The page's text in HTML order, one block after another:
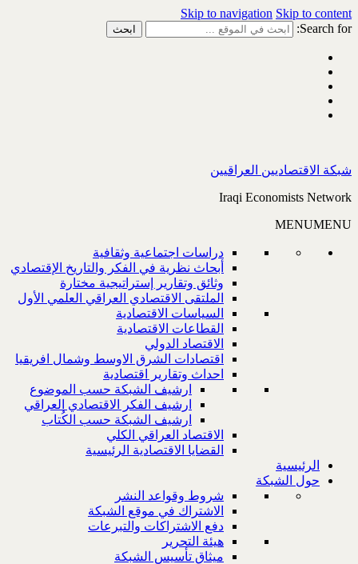
Skip to navigation Skip to content
Search for:
شبكة الاقتصاديين العراقيين
Iraqi Economists Network
MENUMENU
دراسات اجتماعية وثقافية
أبحاث نظرية في الفكر والتاريخ الإقتصادي
وثائق وتقارير إستراتيجية مختارة
الملتقى الاقتصادي العراقي العلمي الأول
السياسات الاقتصادية
القطاعات الاقتصادية
الاقتصاد الدولي
اقتصادات الشرق الاوسط وشمال افريقيا
احداث وتقارير اقتصادية
ارشيف الشبكة حسب الموضوع
ارشيف الفكر الاقتصادي العراقي
ارشيف الشبكة حسب الكُتاب
الاقتصاد العراقي الكلي
القضايا الاقتصادية الرئيسية
الرئيسية
حول الشبكة
شروط وقواعد النشر
الاشتراك في موقع الشبكة
دفع الاشتراكات والتبرعات
هيئة التحرير
ميثاق تأسيس الشبكة